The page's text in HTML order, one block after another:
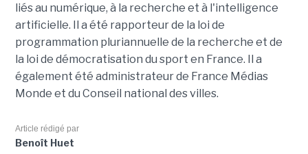
liés au numérique, à la recherche et à l'intelligence
artificielle. Il a été rapporteur de la loi de
programmation pluriannuelle de la recherche et de
la loi de démocratisation du sport en France. Il a
également été administrateur de France Médias
Monde et du Conseil national des villes.
Article rédigé par
Benoît Huet